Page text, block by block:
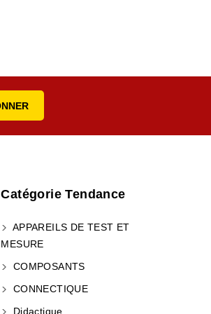
Catégorie Tendance
APPAREILS DE TEST ET
MESURE
COMPOSANTS
CONNECTIQUE
Didactique